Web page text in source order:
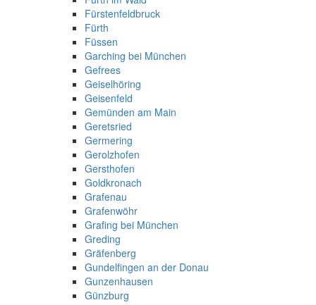
Fürstenfeldbruck
Fürth
Füssen
Garching bei München
Gefrees
Geiselhöring
Geisenfeld
Gemünden am Main
Geretsried
Germering
Gerolzhofen
Gersthofen
Goldkronach
Grafenau
Grafenwöhr
Grafing bei München
Greding
Gräfenberg
Gundelfingen an der Donau
Gunzenhausen
Günzburg